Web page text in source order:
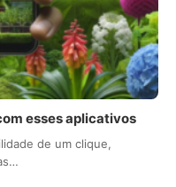
esses aplicativos
de um clique,